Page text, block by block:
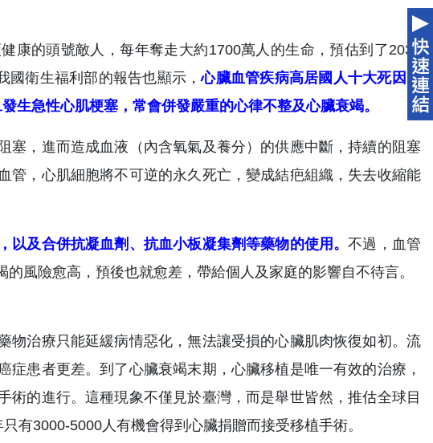
康的頭號敵人，每年奪走大約1700萬人的生命，預估到了2030
國衛生福利部的報告也顯示，心臟血管疾病高居國人十大死因的
生急性心肌梗塞，常會併發嚴重的心律不整及心臟衰竭。
塞，進而造成血液（內含氧氣及養分）的供應中斷，持續的阻塞
管，心肌細胞將不可逆的永久死亡，變成結疤組織，失去收縮能
以及合併抗凝血劑、抗血小板凝集劑等藥物的使用。不過，血管
風險愈高，預後也就愈差，帶給個人及家庭的影響自不待言。
物治療只能延緩病情惡化，無法讓受損的心臟肌肉恢復如初。流
患者更差。到了心臟衰竭末期，心臟移植是唯一有效的治療，
的進行。這種現象不僅見於臺灣，而是舉世皆然，推估全球目
有3000-5000人有機會得到心臟捐贈而接受移植手術。